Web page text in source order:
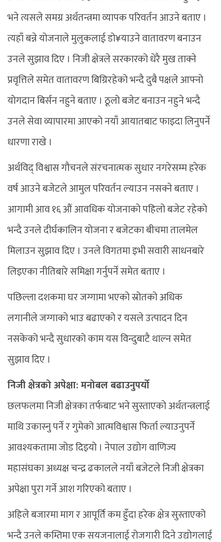
भने त्यसले समग्र अर्थतन्त्रमा व्यापक परिवर्तन आउने बताए ।
त्यहाँ बन्ने योजनाले मुलुकलाई डो¥याउने वातावरण बनाउन
उनले सुझाव दिए । निजी क्षेत्रले सरकारको धेरै मुख ताक्ने
प्रवृत्तिले समेत वातावरण बिग्रिरहेको भन्दै दुबै पक्षले आफ्नो
योगदान बिर्सन नहुने बताए । ठूलो बजेट बनाउन नहुने भन्दै
उनले सेवा व्यापारमा आएको नयाँ आयातबाट फाइदा लिनुपर्ने
धारणा राखे ।
अर्थविद् विश्वास गौचनले संरचनात्मक सुधार नगरेसम्म हरेक
वर्ष आउने बजेटले आमुल परिवर्तन ल्याउन नसक्ने बताए ।
आगामी आव १६ औं आवधिक योजनाको पहिलो बजेट रहेको
भन्दै उनले दीर्घकालिन योजना र बजेटका बीचमा तालमेल
मिलाउन सुझाव दिए । उनले विगतमा इभी सवारी साधनबारे
लिइएका नीतिबारे समिक्षा गर्नुपर्ने समेत बताए ।
पछिल्ला दशकमा घर जग्गामा भएको स्रोतको अधिक
लगानीले जग्गाको भाउ बढाएको र यसले उत्पादन दिन
नसकेको भन्दै सुधारको काम यस विन्दुबाटै थाल्न समेत
सुझाव दिए ।
निजी क्षेत्रको अपेक्षा: मनोबल बढाउनुपर्यो
छलफलमा निजी क्षेत्रका तर्फबाट भने सुस्ताएको अर्थतन्त्रलाई
माथि उकास्नु पर्ने र गुमेको आत्मविश्वास फिर्ता ल्याउनुपर्ने
आवश्यकतामा जोड दिइयो । नेपाल उद्योग वाणिज्य
महासंघका अध्यक्ष चन्द्र ढकालले नयाँ बजेटले निजी क्षेत्रका
अपेक्षा पुरा गर्ने आश गरिएको बताए ।
अहिले बजारमा माग र आपूर्ति कम हुँदा हरेक क्षेत्र सुस्ताएको
भन्दै उनले कम्तिमा एक सयजनालाई रोजगारी दिने उद्योगलाई